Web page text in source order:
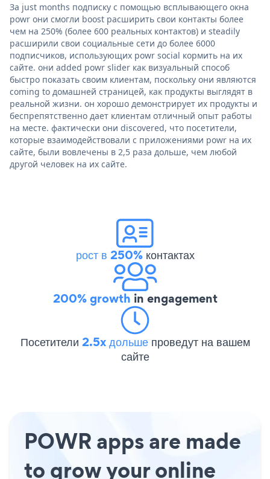
За just months подписку с помощью всплывающего окна
powr они смогли boost расширить свои контакты более
чем на 250% (более 600 реальных контактов) и steadily
расширили свои социальные сети до более 6000
подписчиков, использующих powr social кормить на их
сайте. они added powr slider как визуальный способ
быстро показать своим клиентам, поскольку они являются
coming to домашней страницей, как продукты выглядят в
реальной жизни. он хорошо демонстрирует их продукты и
беспрепятственно дает клиентам отличный опыт работы
на месте. фактически они discovered, что посетители,
которые взаимодействовали с приложениями powr на их
сайте, были вовлечены в 2,5 раза дольше, чем любой
другой человек на их сайте.
рост в 250%контактах
200% growth in engagement
Посетители 2.5x дольше проведут на вашем
сайте
POWR apps are made
to grow your online